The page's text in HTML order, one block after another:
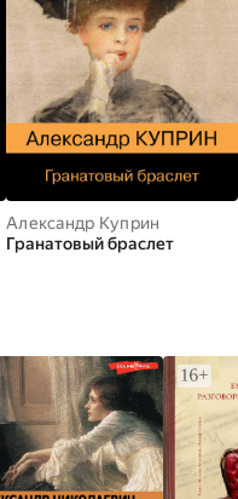
Александр Куприн
Гранатовый браслет